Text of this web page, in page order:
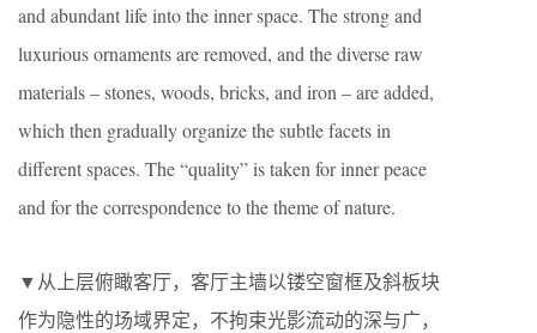
and abundant life into the inner space. The strong and
luxurious ornaments are removed, and the diverse raw
materials – stones, woods, bricks, and iron – are added,
which then gradually organize the subtle facets in
different spaces. The “quality” is taken for inner peace
and for the correspondence to the theme of nature.
▼从上层俯瞰客厅，客厅主墙以镂空窗框及斜板块
作为隐性的场域界定，不拘束光影流动的深与广，